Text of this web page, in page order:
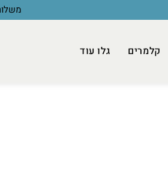
קלמרים גלו עוד